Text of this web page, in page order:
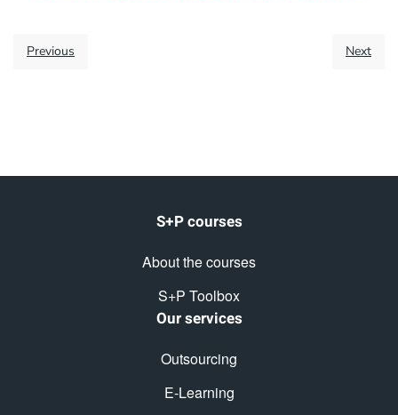
Previous Next
S+P courses
About the courses
S+P Toolbox
Our services
Outsourcing
E-Learning